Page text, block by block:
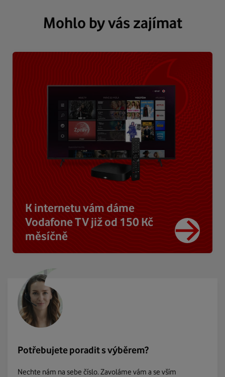
Mohlo by vás zajímat
K internetu vám dáme
Vodafone TV již od 150 Kč
měsíčně
Potřebujete poradit s výběrem?
Nechte nám na sebe číslo. Zavoláme vám a se vším